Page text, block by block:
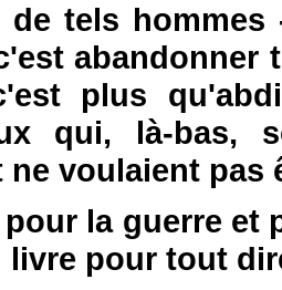
de tels
abandonner
plus
qui, là-bas,
ne voulaient pas
la guerre et
livre pour tout